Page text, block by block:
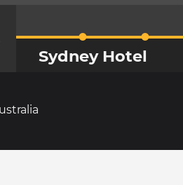
Sydney Hotel